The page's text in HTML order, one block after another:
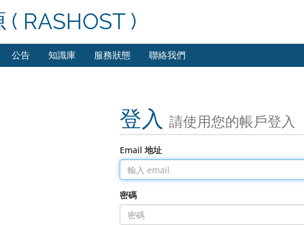
( RASHOST )
公告 知識庫 服務狀態 聯絡我們
登入 請使用您的帳戶登入
Email 地址
密碼